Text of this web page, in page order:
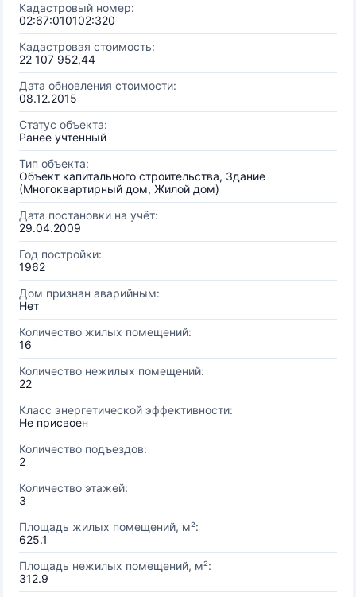
Кадастровый номер:
02:67:010102:320
Кадастровая стоимость:
22 107 952,44
Дата обновления стоимости:
08.12.2015
Статус объекта:
Ранее учтенный
Тип объекта:
Объект капитального строительства, Здание
(Многоквартирный дом, Жилой дом)
Дата постановки на учёт:
29.04.2009
Год постройки:
1962
Дом признан аварийным:
Нет
Количество жилых помещений:
16
Количество нежилых помещений:
22
Класс энергетической эффективности:
Не присвоен
Количество подъездов:
2
Количество этажей:
3
Площадь жилых помещений, м²:
625.1
Площадь нежилых помещений, м²:
312.9